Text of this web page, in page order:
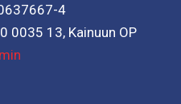
4
0035 13, Kainuun OP